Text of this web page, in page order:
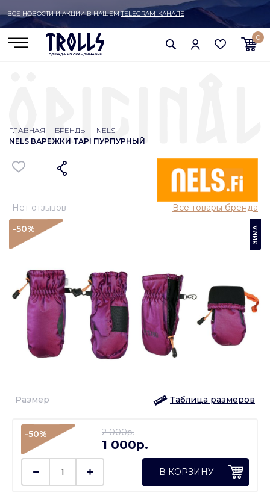
ВСЕ НОВОСТИ И АКЦИИ В НАШЕМTELEGRAM-КАНАЛЕ
0
ГЛАВНАЯ БРЕНДЫ
NELS
NELS ВАРЕЖКИ TAPI ПУРПУРНЫЙ
Нет отзывов
Все товары бренда
-50% ЗИМА
Размер Таблица размеров
-50% 2 000p.
1 000p.
В КОРЗИНУ